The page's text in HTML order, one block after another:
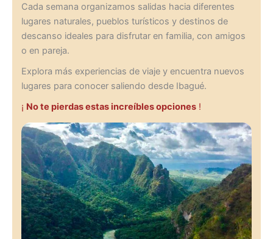
Cada semana organizamos salidas hacia diferentes
lugares naturales, pueblos turísticos y destinos de
descanso ideales para disfrutar en familia, con amigos
o en pareja.
Explora más experiencias de viaje y encuentra nuevos
lugares para conocer saliendo desde Ibagué.
¡ No te pierdas estas increíbles opciones!